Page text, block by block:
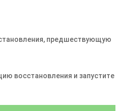
предшествующую
восстановления и запустите